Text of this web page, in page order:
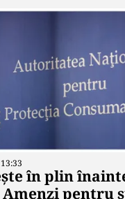
în plin
pentru